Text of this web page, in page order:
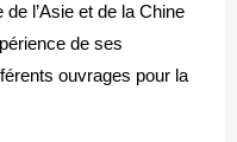
l’Asie et de la Chine
de ses
ouvrages pour la